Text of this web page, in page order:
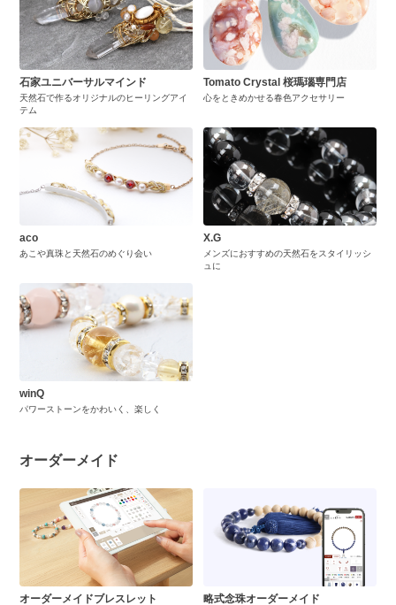
石家ユニバーサルマインド
天然石で作るオリジナルのヒーリングアイ
テム
Tomato Crystal 桜瑪瑙専門店
心をときめかせる春色アクセサリー
aco
あこや真珠と天然石のめぐり会い
X.G
メンズにおすすめの天然石をスタイリッシ
ュに
winQ
パワーストーンをかわいく、楽しく
オーダーメイド
オーダーメイドブレスレット 略式念珠オーダーメイド